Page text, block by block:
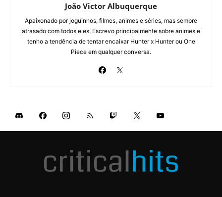
João Victor Albuquerque
Apaixonado por joguinhos, filmes, animes e séries, mas sempre
atrasado com todos eles. Escrevo principalmente sobre animes e
tenho a tendência de tentar encaixar Hunter x Hunter ou One
Piece em qualquer conversa.